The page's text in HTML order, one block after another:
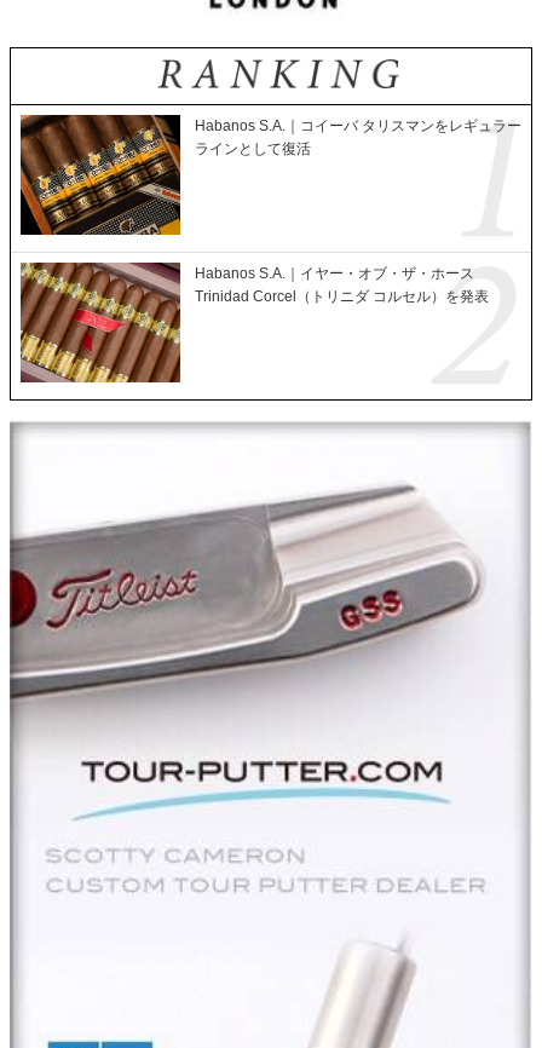
Habanos S.A.｜コイーバ タリスマンをレギュラー
ラインとして復活
Habanos S.A.｜イヤー・オブ・ザ・ホース
Trinidad Corcel（トリニダ コルセル）を発表